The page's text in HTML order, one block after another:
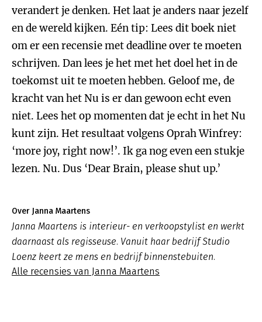
verandert je denken. Het laat je anders naar jezelf
en de wereld kijken. Eén tip: Lees dit boek niet
om er een recensie met deadline over te moeten
schrijven. Dan lees je het met het doel het in de
toekomst uit te moeten hebben. Geloof me, de
kracht van het Nu is er dan gewoon echt even
niet. Lees het op momenten dat je echt in het Nu
kunt zijn. Het resultaat volgens Oprah Winfrey:
‘more joy, right now!’. Ik ga nog even een stukje
lezen. Nu. Dus ‘Dear Brain, please shut up.’
Over Janna Maartens
Janna Maartens is interieur- en verkoopstylist en werkt
daarnaast als regisseuse. Vanuit haar bedrijf Studio
Loenz keert ze mens en bedrijf binnenstebuiten.
Alle recensies van Janna Maartens